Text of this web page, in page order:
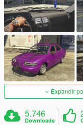
Expandir
5.746
Downloads